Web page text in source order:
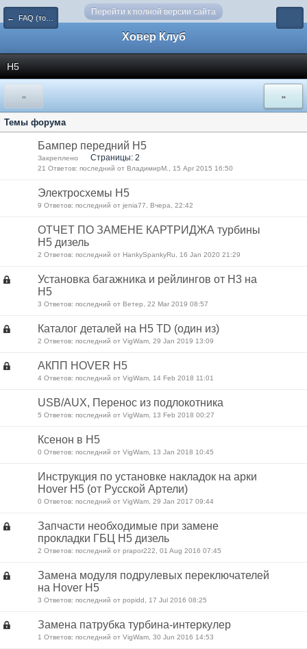
Перейти к полной версии сайта
← FAQ (только справочная информация)
Ховер Клуб
Н5
« »
Темы форума
Бампер передний Н5
Закреплено Страницы: 2
21 Ответов: последний от ВладимирМ., 15 Apr 2015 16:50
Электросхемы Н5
9 Ответов: последний от jenia77, Вчера, 22:42
ОТЧЕТ ПО ЗАМЕНЕ КАРТРИДЖА турбины
Н5 дизель
2 Ответов: последний от HankySpankyRu, 16 Jan 2020 21:29
Установка багажника и рейлингов от Н3 на
Н5
3 Ответов: последний от Ветер, 22 Mar 2019 08:57
Каталог деталей на Н5 TD (один из)
2 Ответов: последний от VigWam, 29 Jan 2019 13:09
АКПП HOVER H5
4 Ответов: последний от VigWam, 14 Feb 2018 11:01
USB/AUX, Перенос из подлокотника
5 Ответов: последний от VigWam, 13 Feb 2018 00:27
Ксенон в Н5
0 Ответов: последний от VigWam, 13 Jan 2018 10:45
Инструкция по установке накладок на арки
Hover H5 (от Русской Артели)
0 Ответов: последний от VigWam, 29 Jan 2017 09:44
Запчасти необходимые при замене
прокладки ГБЦ Н5 дизель
2 Ответов: последний от prapor222, 01 Aug 2016 07:45
Замена модуля подрулевых переключателей
на Hover Н5
3 Ответов: последний от popidd, 17 Jul 2016 08:25
Замена патрубка турбина-интеркулер
1 Ответов: последний от VigWam, 30 Jun 2016 14:53